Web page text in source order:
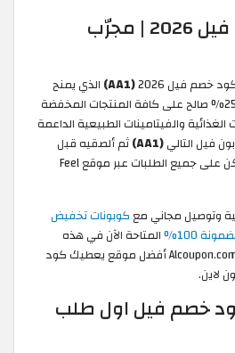
أقوى كود خصم فيل 2026 | مجرّب
خصم فيل 2026 (AA1)
الذي يمنح
العملاء خصم فعلي بقيمة 25% صالح على كافة المنتجات المخفضة
والفيتامينات الطبيعية الداعمة
فيل التالي(AA1)
ثم ألصقيه قبل
إتمام الدفع لأكبر توفير ممكن على جميع الطلبات عبر موقع Feel
وتوصيل مجاني مع كوبونات تخفيض
100%
المتاحة الآن في هذه
الصفحة عبر موقع الكوبون Alcoupon.com أفضل موقع يعطيك كود
لاين.
خصم فيل اول طلب